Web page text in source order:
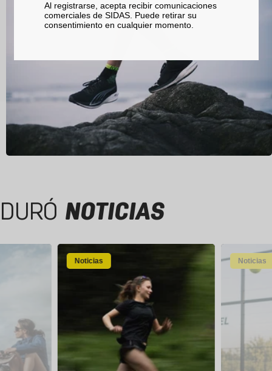
DURÓ NOTICIAS
Noticias Noticias
Al registrarse, acepta recibir comunicaciones
comerciales de SIDAS. Puede retirar su
consentimiento en cualquier momento.